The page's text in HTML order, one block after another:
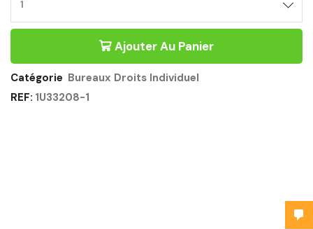
Ajouter Au Panier
Catégorie Bureaux Droits Individuel
REF: 1U33208-1